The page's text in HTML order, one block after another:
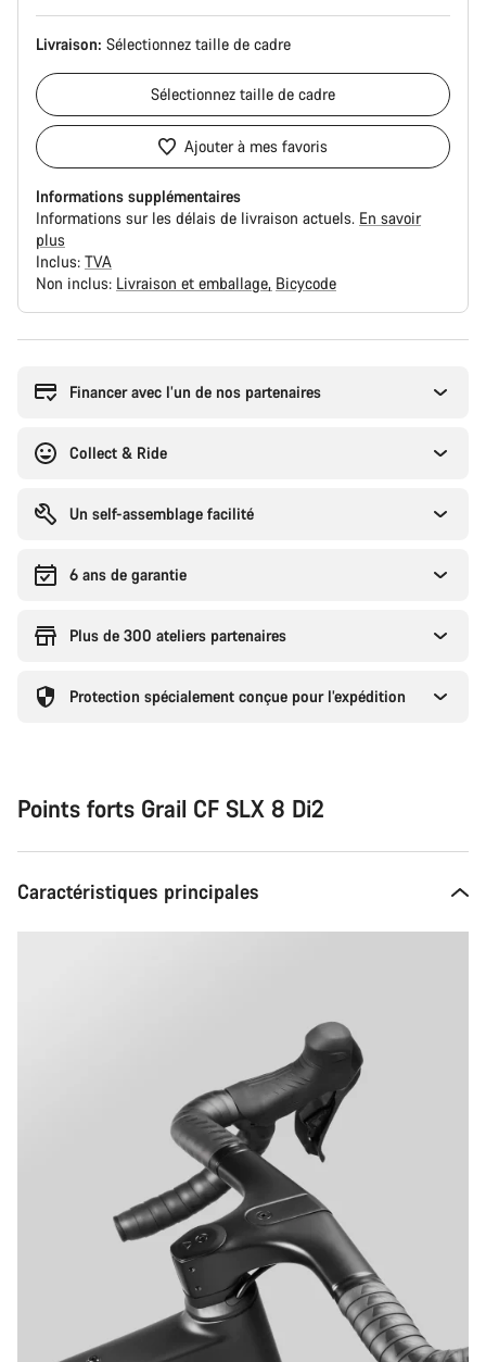
Livraison: Sélectionnez taille de cadre
Sélectionnez taille de cadre
Ajouter à mes favoris
Informations supplémentaires
Informations sur les délais de livraison actuels. En savoir
plus
Inclus: TVA
Non inclus: Livraison et emballage Bicycode
Financer avec l’un de nos partenaires
Collect & Ride
Un self-assemblage facilité
6 ans de garantie
Plus de 300 ateliers partenaires
Protection spécialement conçue pour l’expédition
Points forts Grail CF SLX 8 Di2
Caractéristiques principales